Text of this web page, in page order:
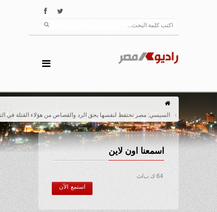
السيسي: مصر تحتفظ لنفسها بحق الرد والقصاص من هؤلاء القتلة في التوقيت المناسب
اسمعنا اون لاين
64 ك ب/ث
استمع الآن